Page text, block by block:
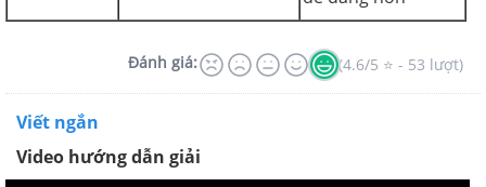
Đánh giá: (4.6/5 ⭐ - 53 lượt)
Viết ngắn
Video hướng dẫn giải